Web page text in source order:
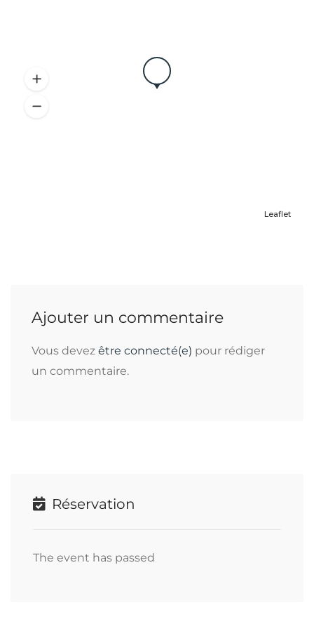
Leaflet
Ajouter un commentaire
Vous devez être connecté(e) pour rédiger
un commentaire.
Réservation
The event has passed